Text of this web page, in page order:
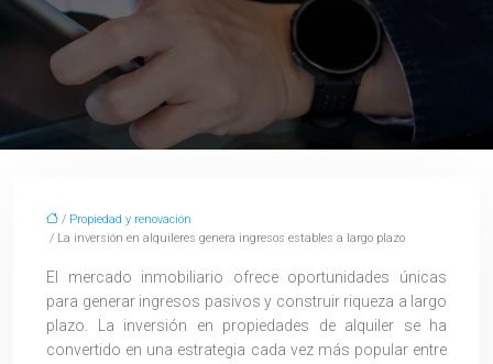
/ Propiedad y renovación
/ La inversión en alquileres genera ingresos estables a largo plazo
El mercado inmobiliario ofrece oportunidades únicas
para generar ingresos pasivos y construir riqueza a largo
plazo. La inversión en propiedades de alquiler se ha
convertido en una estrategia cada vez más popular entre